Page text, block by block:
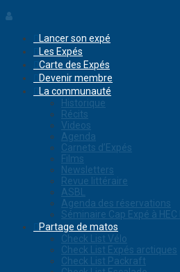
Lancer son expé
Les Expés
Carte des Expés
Devenir membre
La communauté
Historique
Récits
Videos
Agenda
Carnets d’Expés
Films
Newsletters
Revue littéraire
ASBL
Agenda des réservations
Séminaire Cap Expé à HEC
Partage de matos
Check List Vélo
Check List Expés arctiques
Check List Packraft